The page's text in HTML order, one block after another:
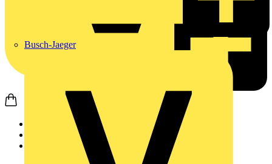
Busch-Jaeger
Schneider Electric